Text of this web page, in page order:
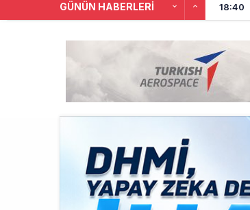
GÜNÜN HABERLERI 18:40
15:26
10:00